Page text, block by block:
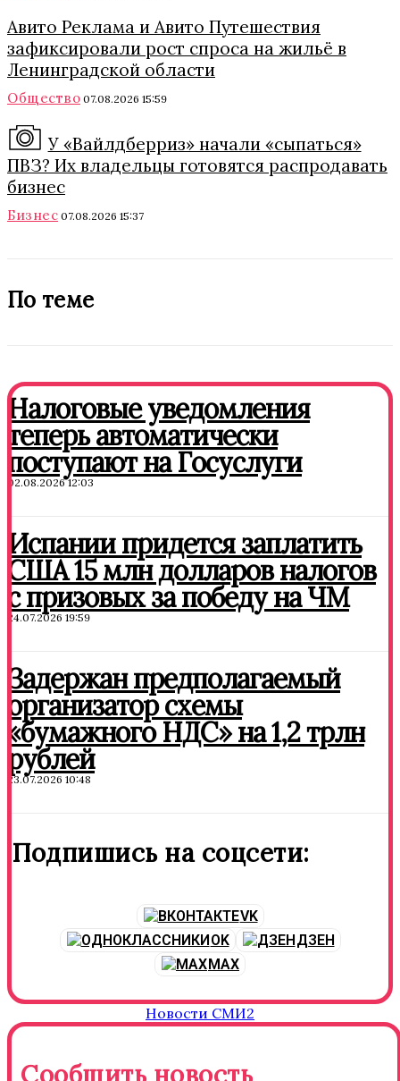
Авито Реклама и Авито Путешествия
зафиксировали рост спроса на жильё в
Ленинградской области
Общество 07.08.2026 15:59
У «Вайлдберриз» начали «сыпаться»
ПВЗ? Их владельцы готовятся распродавать
бизнес
Бизнес 07.08.2026 15:37
По теме
Налоговые уведомления
теперь автоматически
поступают на Госуслуги
02.08.2026 12:03
Испании придется заплатить
США 15 млн долларов налогов
с призовых за победу на ЧМ
24.07.2026 19:59
Задержан предполагаемый
организатор схемы
«бумажного НДС» на 1,2 трлн
рублей
23.07.2026 10:48
Подпишись на соцсети:
VK
OK
ДЗЕН
MAX
Новости СМИ2